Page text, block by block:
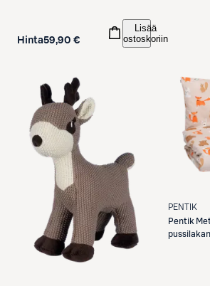
Hinta59,90 €
Lisää
ostoskoriin
PENTIK
Pentik